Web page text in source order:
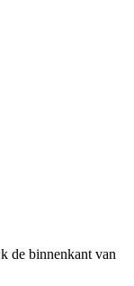
de binnenkant van